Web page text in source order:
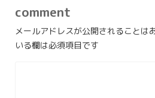
comment
メールアドレスが公開されることは
いる欄は必須項目です